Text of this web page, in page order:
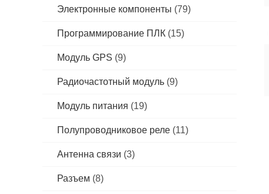
Электронные компоненты (79)
Программирование ПЛК (15)
Модуль GPS (9)
Радиочастотный модуль (9)
Модуль питания (19)
Полупроводниковое реле (11)
Антенна связи (3)
Разъем (8)